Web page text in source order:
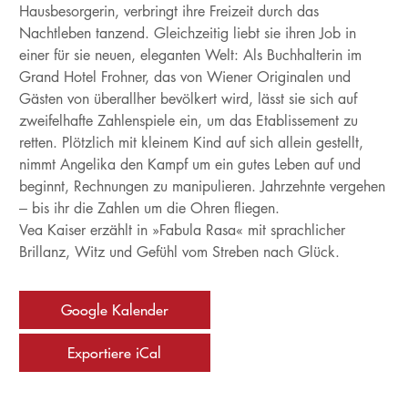
Hausbesorgerin, verbringt ihre Freizeit durch das
Nachtleben tanzend. Gleichzeitig liebt sie ihren Job in
einer für sie neuen, eleganten Welt: Als Buchhalterin im
Grand Hotel Frohner, das von Wiener Originalen und
Gästen von überallher bevölkert wird, lässt sie sich auf
zweifelhafte Zahlenspiele ein, um das Etablissement zu
retten. Plötzlich mit kleinem Kind auf sich allein gestellt,
nimmt Angelika den Kampf um ein gutes Leben auf und
beginnt, Rechnungen zu manipulieren. Jahrzehnte vergehen
– bis ihr die Zahlen um die Ohren fliegen.
Vea Kaiser erzählt in »Fabula Rasa« mit sprachlicher
Brillanz, Witz und Gefühl vom Streben nach Glück.
Google Kalender
Exportiere iCal